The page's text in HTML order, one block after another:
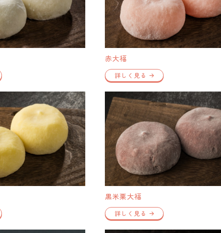
赤大福
詳しく見る
黒米栗大福
詳しく見る